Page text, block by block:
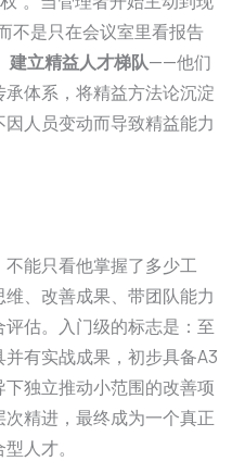
不是只在会议室里看报告
建立精益人才梯队——他们
体系，将精益方法论沉淀
人员变动而导致精益能力
能只看他掌握了多少工
、改善成果、带团队能力
估。入门级的标志是：至
有实战成果，初步具备A3
独立推动小范围的改善项
精进，最终成为一个真正
人才。